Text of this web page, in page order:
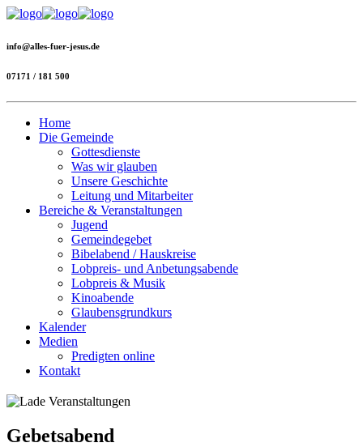
info@alles-fuer-jesus.de
07171 / 181 500
Home
Die Gemeinde
Gottesdienste
Was wir glauben
Unsere Geschichte
Leitung und Mitarbeiter
Bereiche & Veranstaltungen
Jugend
Gemeindegebet
Bibelabend / Hauskreise
Lobpreis- und Anbetungsabende
Lobpreis & Musik
Kinoabende
Glaubensgrundkurs
Kalender
Medien
Predigten online
Kontakt
Gebetsabend